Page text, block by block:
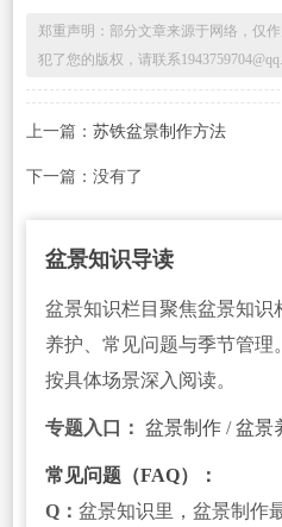
郑重声明：部分文章来源于网络，仅
犯了您的版权，请联系
上一篇： 苏铁盆景制作方法
下一篇：没有了
盆景知识导读
盆景知识栏目聚焦盆景知识
养护、常见问题与季节管
按具体场景深入阅读。
专题入口： 盆景制作/盆景
常见问题（FAQ）：
Q： 盆景知识里，盆景制作